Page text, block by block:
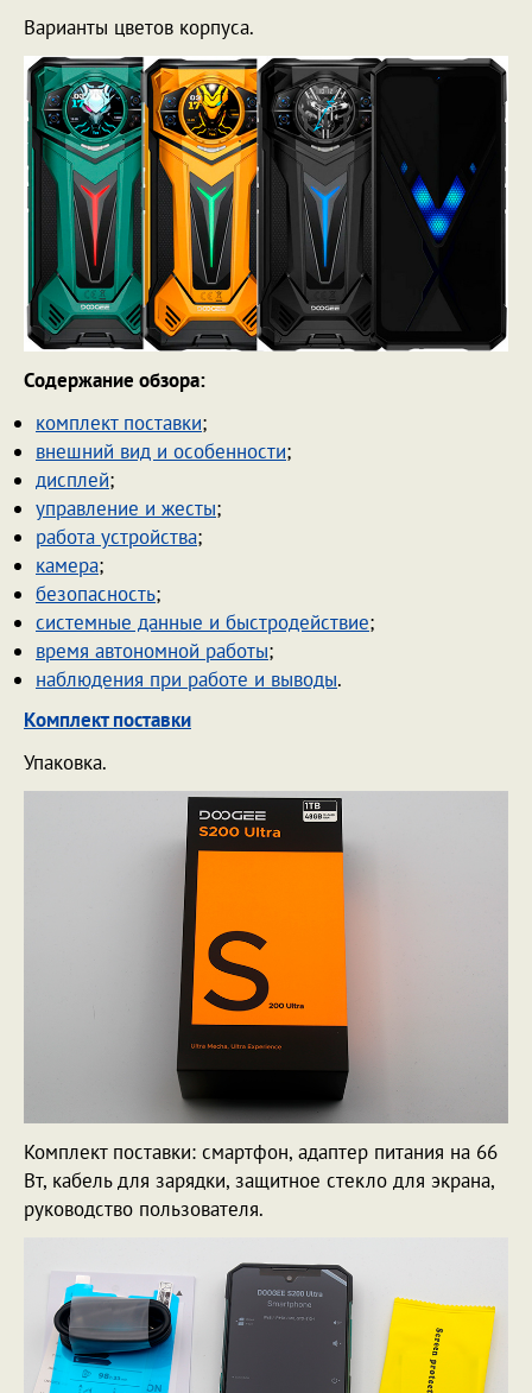
Варианты цветов корпуса.
Содержание обзора:
комплект поставки;
внешний вид и особенности;
дисплей;
управление и жесты;
работа устройства;
камера;
безопасность;
системные данные и быстродействие;
время автономной работы;
наблюдения при работе и выводы.
Комплект поставки
Упаковка.
Комплект поставки: смартфон, адаптер питания на 66
Вт, кабель для зарядки, защитное стекло для экрана,
руководство пользователя.